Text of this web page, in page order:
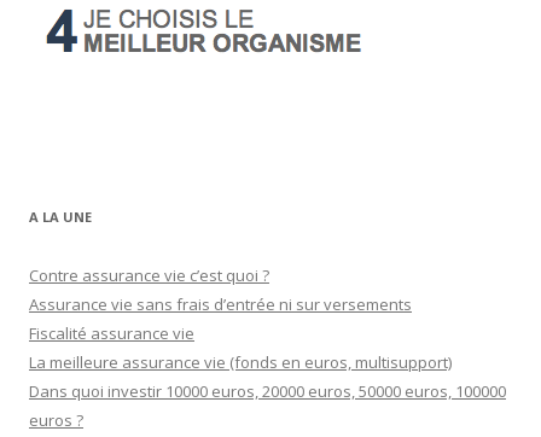
A LA UNE
Contre assurance vie c’est quoi ?
Assurance vie sans frais d’entrée ni sur versements
Fiscalité assurance vie
La meilleure assurance vie (fonds en euros, multisupport)
Dans quoi investir 10000 euros, 20000 euros, 50000 euros, 100000
euros ?